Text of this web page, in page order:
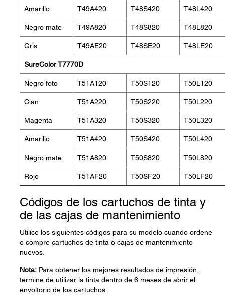
Amarillo T49A420 T48S420 T48L420
Negro mate T49A820 T48S820 T48L820
Gris T49AE20 T48SE20 T48LE20
SureColor T7770D
Negro foto T51A120 T50S120 T50L120
Cian T51A220 T50S220 T50L220
Magenta T51A320 T50S320 T50L320
Amarillo T51A420 T50S420 T50L420
Negro mate T51A820 T50S820 T50L820
Rojo T51AF20 T50SF20 T50LF20
Códigos de los cartuchos de tinta y
de las cajas de mantenimiento
Utilice los siguientes códigos para su modelo cuando ordene
o compre cartuchos de tinta o cajas de mantenimiento
nuevos.
Nota: Para obtener los mejores resultados de impresión,
termine de utilizar la tinta dentro de 6 meses de abrir el
envoltorio de los cartuchos.